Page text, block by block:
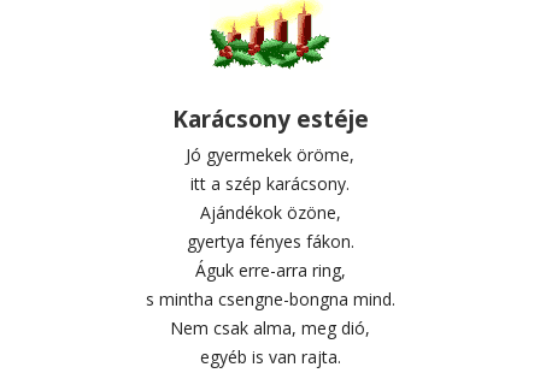
Karácsony estéje
Jó gyermekek öröme,
itt a szép karácsony.
Ajándékok özöne,
gyertya fényes fákon.
Águk erre-arra ring,
s mintha csengne-bongna mind.
Nem csak alma, meg dió,
egyéb is van rajta.